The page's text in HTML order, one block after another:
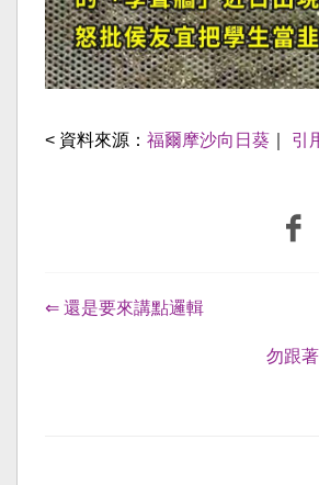
< 資料來源： 福爾摩沙向日葵 引
⇐ 還是要來講點邏輯
勿跟